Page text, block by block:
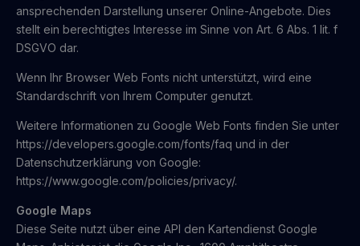
ansprechenden Darstellung unserer Online-Angebote. Dies
stellt ein berechtigtes Interesse im Sinne von Art. 6 Abs. 1 lit. f
DSGVO dar.
Wenn Ihr Browser Web Fonts nicht unterstützt, wird eine
Standardschrift von Ihrem Computer genutzt.
Weitere Informationen zu Google Web Fonts finden Sie unter
https://developers.google.com/fonts/faq und in der
Datenschutzerklärung von Google:
https://www.google.com/policies/privacy/.
Google Maps
Diese Seite nutzt über eine API den Kartendienst Google